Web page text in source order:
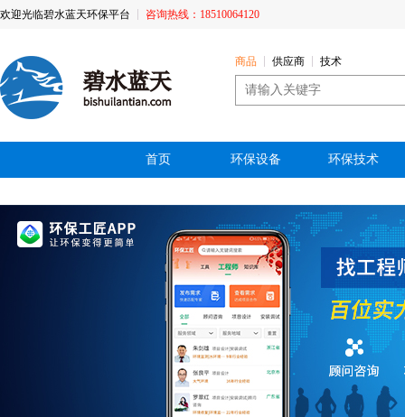
欢迎光临碧水蓝天环保平台 咨询热线：18510064120
商品 供应商 技术
首页 环保设备 环保技术